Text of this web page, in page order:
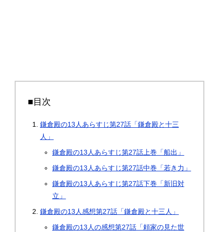
■目次
鎌倉殿の13人あらすじ第27話「鎌倉殿と十三
人」
鎌倉殿の13人あらすじ第27話上巻「船出」
鎌倉殿の13人あらすじ第27話中巻「若き力」
鎌倉殿の13人あらすじ第27話下巻「新旧対
立」
鎌倉殿の13人感想第27話「鎌倉殿と十三人」
鎌倉殿の13人の感想第27話「頼家の見た世